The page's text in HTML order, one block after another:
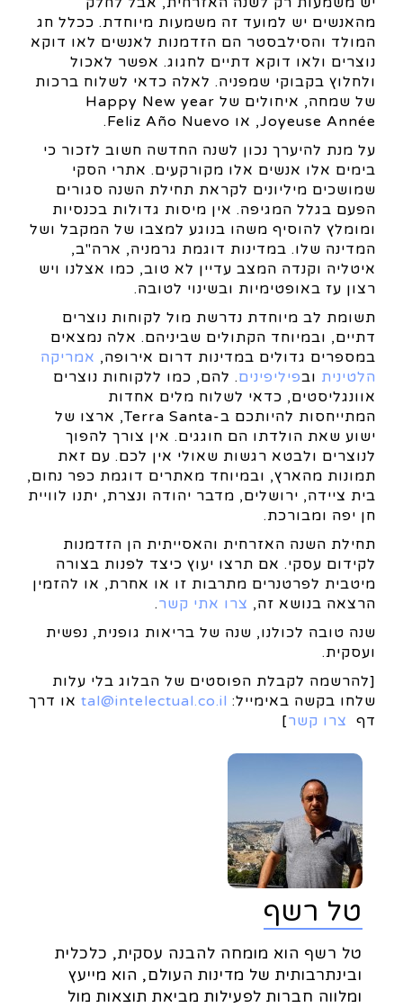
מהאנשים יש למועד זה משמעות מיוחדת. ככלל חג
המולד והסילבסטר הם הזדמנות לאנשים לאו דוקא
נוצרים ולאו דוקא דתיים לחגוג. אפשר לאכול
ולחלוץ בקבוקי שמפניה. לאלה כדאי לשלוח ברכות
של שמחה, איחולים של Happy New year
,Joyeuse Année או Feliz Año Nuevo.
על מנת להיערך נכון לשנה החדשה חשוב לזכור כי
בימים אלו אנשים אלו מקורקעים. אתרי הסקי
שמושכים מיליונים לקראת תחילת השנה סגורים
הפעם בגלל המגיפה. אין מיסות גדולות בכנסיות
ומומלץ להוסיף משהו בנוגע למצבו של המקבל ושל
המדינה שלו. במדינות דוגמת גרמניה, ארה"ב,
איטליה וקנדה המצב עדיין לא טוב, כמו אצלנו ויש
רצון עז באופטימיות ובשינוי לטובה.
תשומת לב מיוחדת נדרשת מול לקוחות נוצרים
דתיים, ובמיוחד הקתולים שביניהם. אלה נמצאים
במספרים גדולים במדינות דרום אירופה, אמריקה
הלטינית ובפיליפינים. להם, כמו ללקוחות נוצרים
אוונגליסטים, כדאי לשלוח מלים אחדות
המתייחסות להיותכם ב-Terra Santa, ארצו של
ישוע שאת הולדתו הם חוגגים. אין צורך להפוך
לנוצרים ולבטא רגשות שאולי אין לכם. עם זאת
תמונות מהארץ, ובמיוחד מאתרים דוגמת כפר נחום,
בית ציידה, ירושלים, מדבר יהודה ונצרת, יתנו לוויית
חן יפה ומבורכת.
תחילת השנה האזרחית והאסייתית הן הזדמנות
לקידום עסקי. אם תרצו יעוץ כיצד לפנות בצורה
מיטבית לפרטנרים מתרבות זו או אחרת, או להזמין
הרצאה בנושא זה, צרו אתי קשר.
שנה טובה לכולנו, שנה של בריאות גופנית, נפשית
ועסקית.
[להרשמה לקבלת הפוסטים של הבלוג בלי עלות
שלחו בקשה באימייל: tal@intelectual.co.il או דרך
דף צרו קשר]
טל רשף
טל רשף הוא מומחה להבנה עסקית, כלכלית
ובינתרבותית של מדינות העולם, הוא מייעץ
ומלווה חברות לפעילות מביאת תוצאות מול